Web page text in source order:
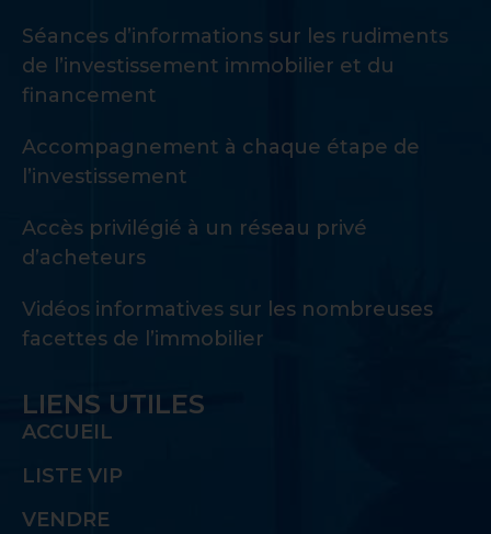
Séances d’informations sur les rudiments
de l’investissement immobilier et du
financement
Accompagnement à chaque étape de
l’investissement
Accès privilégié à un réseau privé
d’acheteurs
Vidéos informatives sur les nombreuses
facettes de l’immobilier
LIENS UTILES
ACCUEIL
LISTE VIP
VENDRE